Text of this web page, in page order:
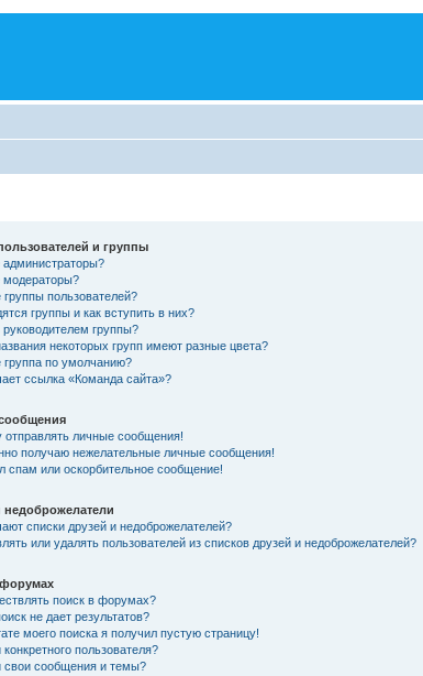
и группы
администраторы?
модераторы?
группы пользователей?
группы и как вступить в них?
руководителем группы?
некоторых групп имеют разные цвета?
группа по умолчанию?
ссылка «Команда сайта»?
отправлять личные сообщения!
получаю нежелательные личные сообщения!
спам или оскорбительное сообщение!
недоброжелатели
списки друзей и недоброжелателей?
или удалять пользователей из списков друзей и недоброжелателей?
поиск в форумах?
не дает результатов?
моего поиска я получил пустую страницу!
конкретного пользователя?
свои сообщения и темы?